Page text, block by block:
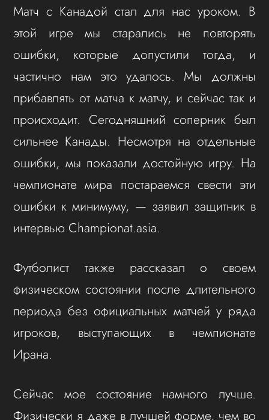
Матч с Канадой стал для нас уроком. В
этой игре мы старались не повторять
ошибки, которые допустили тогда, и
частично нам это удалось. Мы должны
прибавлять от матча к матчу, и сейчас так и
происходит. Сегодняшний соперник был
сильнее Канады. Несмотря на отдельные
ошибки, мы показали достойную игру. На
чемпионате мира постараемся свести эти
ошибки к минимуму, — заявил защитник в
интервью Championat.asia.
Футболист также рассказал о своем
физическом состоянии после длительного
периода без официальных матчей у ряда
игроков, выступающих в чемпионате
Ирана.
Сейчас мое состояние намного лучше.
Физически я даже в лучшей форме, чем во